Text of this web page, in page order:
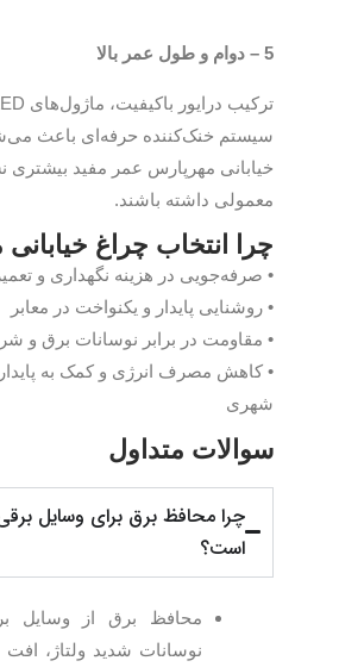
5 – دوام و طول عمر بالا
سیستم خنک‌کننده حرفه‌ای باعث
خیابانی مهرپارس عمر مفید بیشتری
معمولی داشته باشند.
چرا انتخاب چراغ
• صرفه‌جویی در هزینه نگهداری و
• روشنایی پایدار و یکنواخت در معابر
• مقاومت در برابر نوسانات برق و
• کاهش مصرف انرژی و کمک به
شهری
سوالات متداول
چرا محافظ برق برای وسایل
است؟
محافظ برق از وسایل
نوسانات شدید ولتاژ، افت